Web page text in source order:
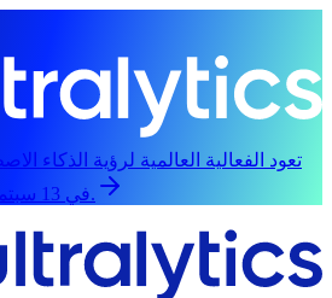
تعود الفعالية العالمية لرؤية الذكاء
في 13 سبتمبر، حضورياً وعبر الإنترنت.